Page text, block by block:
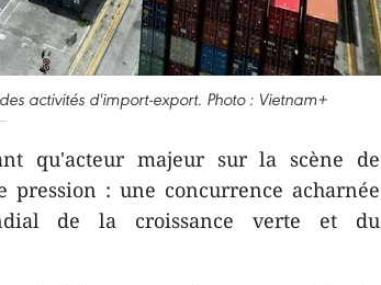
activités d'import-export. Photo : Vietnam+
qu'acteur majeur sur la scène de
: une concurrence acharnée
de la croissance verte et du